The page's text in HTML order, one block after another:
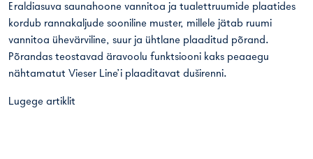
Eraldiasuva saunahoone vannitoa ja tualettruumide plaatides
kordub rannakaljude sooniline muster, millele jätab ruumi
vannitoa ühevärviline, suur ja ühtlane plaaditud põrand.
Põrandas teostavad äravoolu funktsiooni kaks peaaegu
nähtamatut Vieser Line’i plaaditavat duširenni.
Lugege artiklit